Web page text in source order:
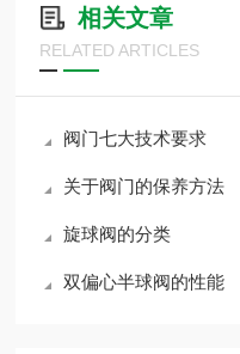
相关文章
RELATED ARTICLES
阀门七大技术要求
关于阀门的保养方法
旋球阀的分类
双偏心半球阀的性能